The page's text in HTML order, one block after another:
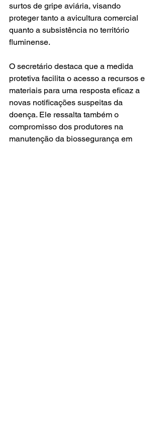
surtos de gripe aviária, visando
proteger tanto a avicultura comercial
quanto a subsistência no território
fluminense.
O secretário destaca que a medida
protetiva facilita o acesso a recursos e
materiais para uma resposta eficaz a
novas notificações suspeitas da
doença. Ele ressalta também o
compromisso dos produtores na
manutenção da biossegurança em